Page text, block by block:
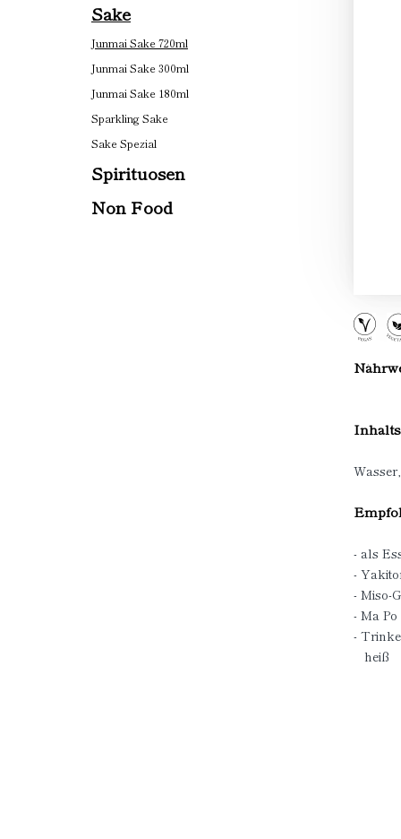
Sake
Junmai Sake 720ml
Junmai Sake 300ml
Junmai Sake 180ml
Sparkling Sake
Sake Spezial
Spirituosen
Non Food
- als
-
- Miso-
- Ma
-
heiß